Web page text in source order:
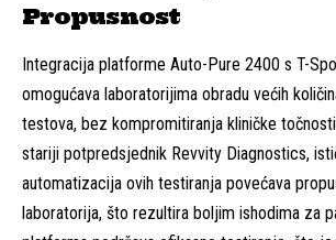
Propusnost
Integracija platforme Auto-Pure 2400 s T-
omogućava laboratorijima obradu većih
testova, bez kompromitiranja kliničke
stariji potpredsjednik Revvity Diagnostics,
automatizacija ovih testiranja povećava
laboratorija, što rezultira boljim ishodima za